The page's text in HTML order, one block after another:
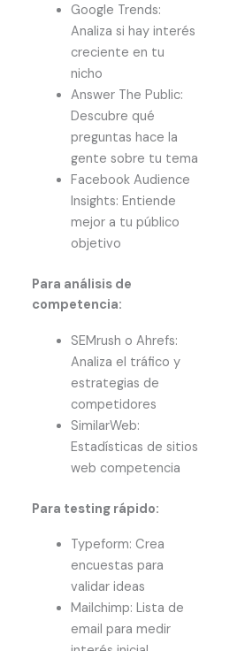
Google Trends:
Analiza si hay interés
creciente en tu
nicho
Answer The Public:
Descubre qué
preguntas hace la
gente sobre tu tema
Facebook Audience
Insights: Entiende
mejor a tu público
objetivo
Para análisis de
competencia:
SEMrush o Ahrefs:
Analiza el tráfico y
estrategias de
competidores
SimilarWeb:
Estadísticas de sitios
web competencia
Para testing rápido:
Typeform: Crea
encuestas para
validar ideas
Mailchimp: Lista de
email para medir